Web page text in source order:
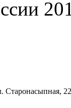
Старонасыпная, 22